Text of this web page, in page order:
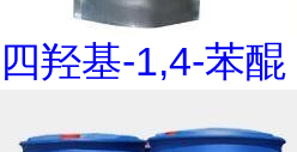
四羟基-1,4-苯醌